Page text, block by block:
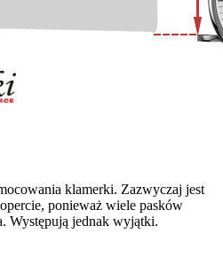
klamerki. Zazwyczaj jest
ponieważ wiele pasków
Występują jednak wyjątki.